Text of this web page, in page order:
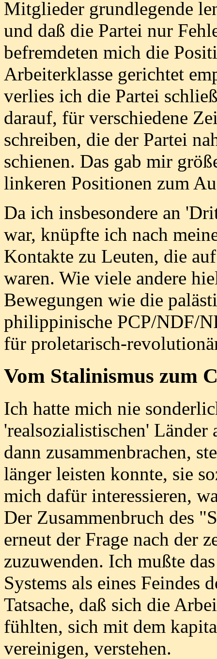
Mitglieder grundlegende
und daß die Partei nur
befremdeten mich die
Arbeiterklasse gerichtet
verlies ich die Partei
darauf, für verschiedene
schreiben, die der Partei
schienen. Das gab mir
linkeren Positionen zum
Da ich insbesondere an
war, knüpfte ich nach
Kontakte zu Leuten, die
waren. Wie viele andere
Bewegungen wie die
philippinische PCP/NDF/
für proletarisch-
Vom Stalinismus zum
Ich hatte mich nie
'realsozialistischen' Länder
dann zusammenbrachen,
länger leisten konnte, sie
mich dafür interessieren,
Der Zusammenbruch des
erneut der Frage nach der
zuzuwenden. Ich mußte
Systems als eines Feindes
Tatsache, daß sich die
fühlten, sich mit dem
vereinigen, verstehen.